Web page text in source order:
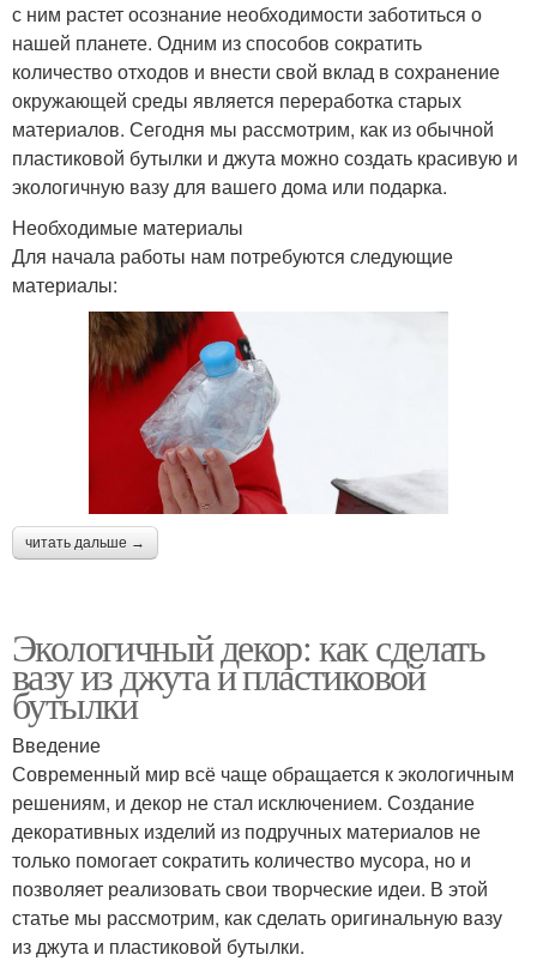
с ним растет осознание необходимости заботиться о
нашей планете. Одним из способов сократить
количество отходов и внести свой вклад в сохранение
окружающей среды является переработка старых
материалов. Сегодня мы рассмотрим, как из обычной
пластиковой бутылки и джута можно создать красивую и
экологичную вазу для вашего дома или подарка.
Необходимые материалы
Для начала работы нам потребуются следующие
материалы:
читать дальше →
Экологичный декор: как сделать
вазу из джута и пластиковой
бутылки
Введение
Современный мир всё чаще обращается к экологичным
решениям, и декор не стал исключением. Создание
декоративных изделий из подручных материалов не
только помогает сократить количество мусора, но и
позволяет реализовать свои творческие идеи. В этой
статье мы рассмотрим, как сделать оригинальную вазу
из джута и пластиковой бутылки.